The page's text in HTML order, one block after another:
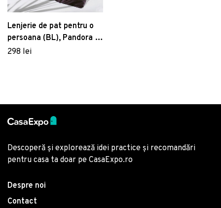
Lenjerie de pat pentru o
persoana (BL), Pandora -
Rose, Victoria, Bumbac
298 lei
Descoperă și explorează idei practice și recomandări
pentru casa ta doar pe CasaExpo.ro
Despre noi
Contact